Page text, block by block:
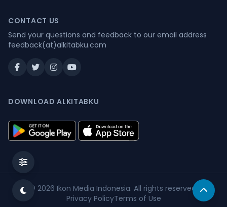
CONTACT US
Send your questions and feedback to our email address
feedback(at)alkitabku.com
DOWNLOAD ALKITABKU
© 2026 Ikon Media Indonesia. All rights reserved.
Privacy PolicyTerms of Use